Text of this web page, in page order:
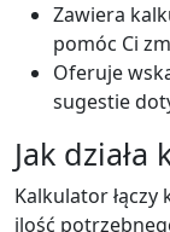
Zawiera
pomóc Ci
Oferuje
sugestie
Jak działa
Kalkulator łączy
ilość